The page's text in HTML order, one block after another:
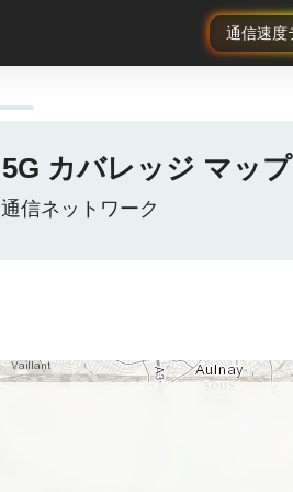
通信速度
カバレッジ マップ
信ネットワーク